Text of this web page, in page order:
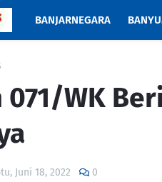
BANJARNEGARA
071/WK
Juni 18, 2022 0